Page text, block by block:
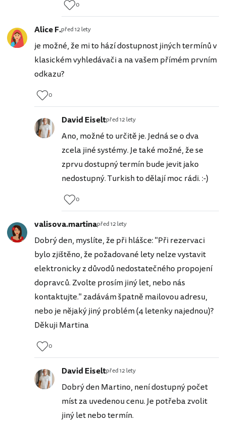
0
Alice F.před 12 lety
je možné, že mi to hází dostupnost jiných termínů v
klasickém vyhledávači a na vašem přímém prvním
odkazu?
0
David Eiseltpřed 12 lety
Ano, možné to určitě je. Jedná se o dva
zcela jiné systémy. Je také možné, že se
zprvu dostupný termín bude jevit jako
nedostupný. Turkish to dělají moc rádi. :-)
0
valisova.martinapřed 12 lety
Dobrý den, myslíte, že při hlášce: "Při rezervaci
bylo zjištěno, že požadované lety nelze vystavit
elektronicky z důvodů nedostatečného propojení
dopravců. Zvolte prosím jiný let, nebo nás
kontaktujte." zadávám špatně mailovou adresu,
nebo je nějaký jiný problém (4 letenky najednou)?
Děkuji Martina
0
David Eiseltpřed 12 lety
Dobrý den Martino, není dostupný počet
míst za uvedenou cenu. Je potřeba zvolit
jiný let nebo termín.